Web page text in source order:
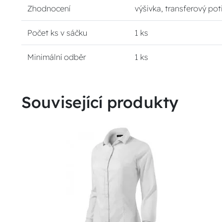
Zhodnocení výšivka, transferový
Počet ks v sáčku 1 ks
Minimální odběr 1 ks
Související produkty